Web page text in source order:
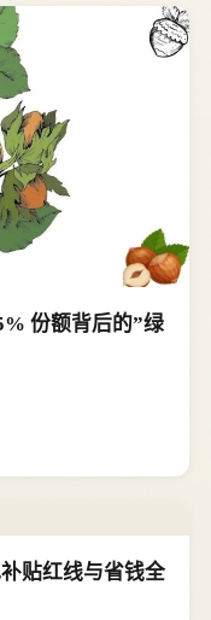
份额背后的”绿
贴红线与省钱全